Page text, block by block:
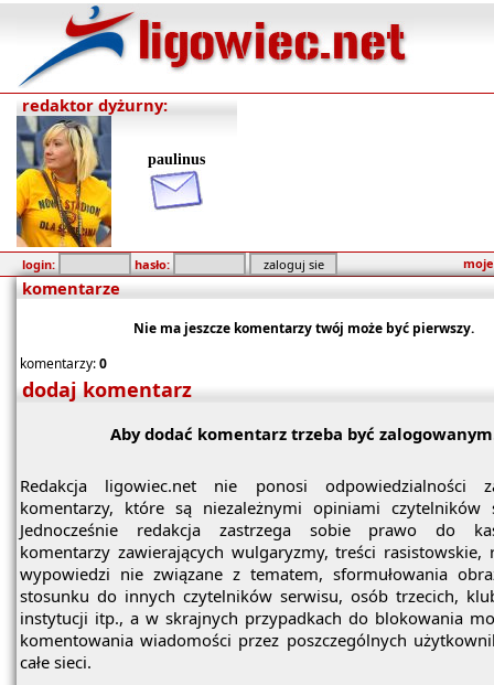
redaktor dyżurny:
paulinus
login: hasło:
komentarze
Nie ma jeszcze komentarzy twój może być pierwszy.
komentarzy:0
dodaj komentarz
Aby dodać komentarz trzeba być
Redakcja ligowiec.net nie ponosi odpowiedzialności
komentarzy, które są niezależnymi opiniami czytelników
Jednocześnie redakcja zastrzega sobie prawo do
komentarzy zawierających wulgaryzmy, treści rasistowskie,
wypowiedzi nie związane z tematem, sformułowania
stosunku do innych czytelników serwisu, osób trzecich,
instytucji itp., a w skrajnych przypadkach do blokowania
komentowania wiadomości przez poszczególnych
całe sieci.